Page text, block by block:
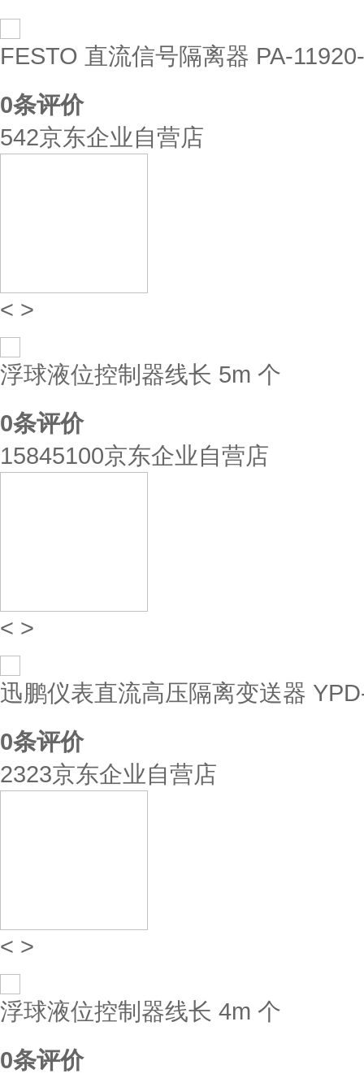
FESTO 直流信号隔离器 PA-
0条评价
542京东企业自营店
< >
浮球液位控制器线长 5m 个
0条评价
15845100京东企业自营店
< >
迅鹏仪表直流高压隔离变送器
0条评价
2323京东企业自营店
< >
浮球液位控制器线长 4m 个
0条评价